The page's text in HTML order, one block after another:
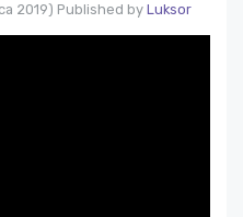
2019) Published by Luksor